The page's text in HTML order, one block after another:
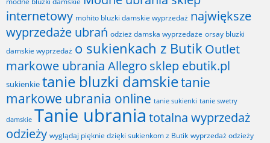
internetowy mohito bluzki damskie wyprzedaż największe
wyprzedaże ubrań odzież damska wyprzedaże orsay bluzki
damskie wyprzedaż o sukienkach z Butik Outlet
markowe ubrania Allegro sklep ebutik.pl
sukienkie tanie bluzki damskietanie
markowe ubrania online tanie sukienki tanie swetry
damskie Tanie ubrania totalna wyprzedaż
odzieży wyglądaj pięknie dzięki sukienkom z Butik wyprzedaż odzieży